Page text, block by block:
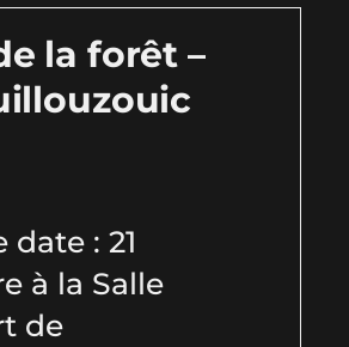
la forêt –
date : 21
à la Salle
de